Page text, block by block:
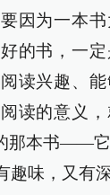
因为一本
的书，一
读兴趣、
读的意义
那本书——
味，又有深